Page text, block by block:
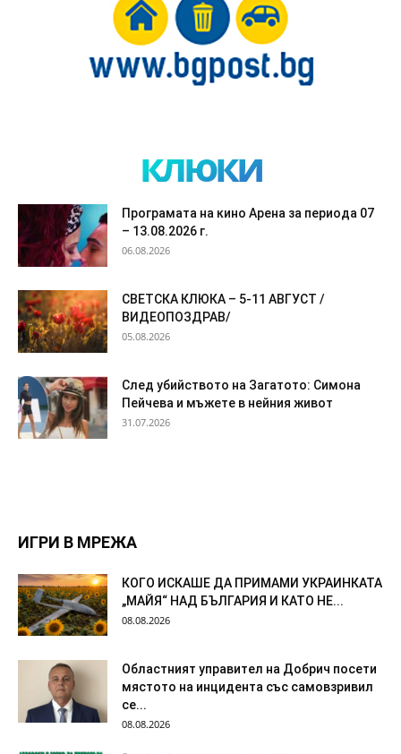
клюки
Програмата на кино Арена за периода 07
– 13.08.2026 г.
06.08.2026
СВЕТСКА КЛЮКА – 5-11 АВГУСТ /
ВИДЕОПОЗДРАВ/
05.08.2026
След убийството на Загатото: Симона
Пейчева и мъжете в нейния живот
31.07.2026
ИГРИ В МРЕЖА
КОГО ИСКАШЕ ДА ПРИМАМИ УКРАИНКАТА
„МАЙЯ“ НАД БЪЛГАРИЯ И КАТО НЕ...
08.08.2026
Областният управител на Добрич посети
мястото на инцидента със самовзривил
се...
08.08.2026